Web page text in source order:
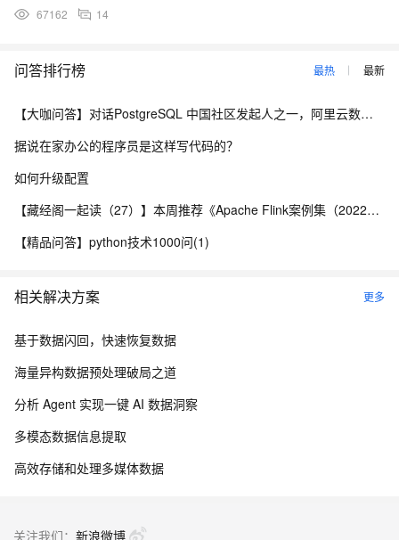
67162 14
问答排行榜 最热 最新
【大咖问答】对话PostgreSQL 中国社区发起人之一，阿里云数据库高级专家 德哥
据说在家办公的程序员是这样写代码的？
如何升级配置
【藏经阁一起读（27）】本周推荐《Apache Flink案例集（2022版）》，你有哪些心得？
【精品问答】python技术1000问(1)
相关解决方案 更多
基于数据闪回，快速恢复数据
海量异构数据预处理破局之道
分析 Agent 实现一键 AI 数据洞察
多模态数据信息提取
高效存储和处理多媒体数据
关注我们： 新浪微博